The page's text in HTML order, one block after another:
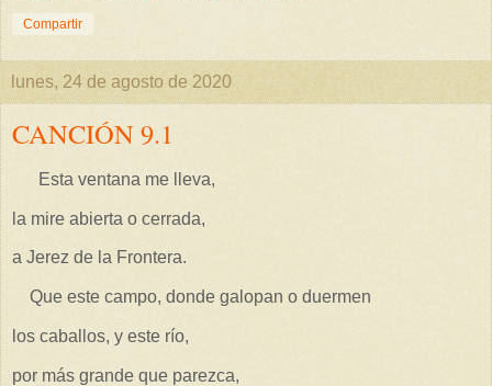
Compartir
lunes, 24 de agosto de 2020
CANCIÓN 9.1
Esta ventana me lleva,
la mire abierta o cerrada,
a Jerez de la Frontera.
Que este campo, donde galopan o duermen
los caballos, y este río,
por más grande que parezca,